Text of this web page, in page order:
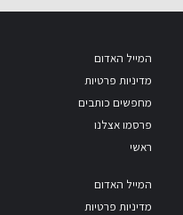
המייל האדום
מדיניות פרטיות
מחפשים כותבים
פרסמו אצלנו
ראשי
המייל האדום
מדיניות פרטיות